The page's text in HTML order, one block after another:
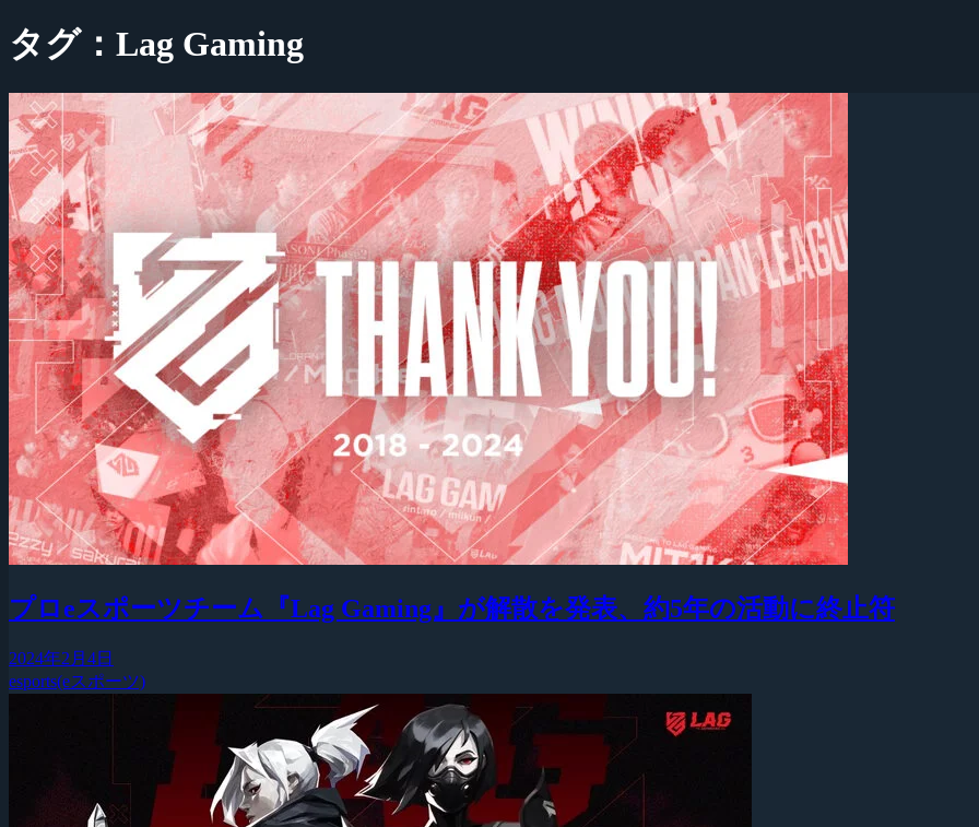
タグ：Lag Gaming
プロeスポーツチーム『Lag Gaming』が解散を発表、約5年の活動に終止符
2024年2月4日
esports(eスポーツ)